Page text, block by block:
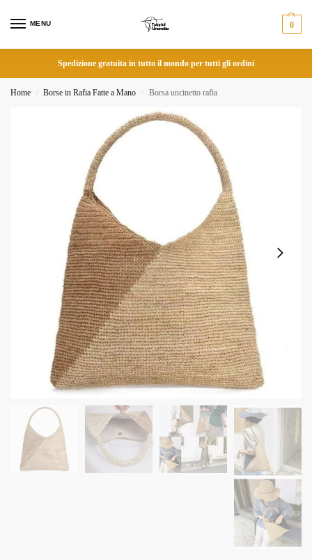
MENU 0
Spedizione gratuita in tutto il mondo per tutti gli ordini
Home / Borse in Rafia Fatte a Mano / Borsa uncinetto rafia